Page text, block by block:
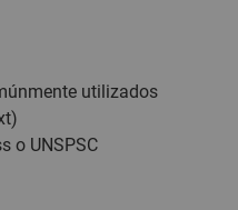
utilizados
o UNSPSC